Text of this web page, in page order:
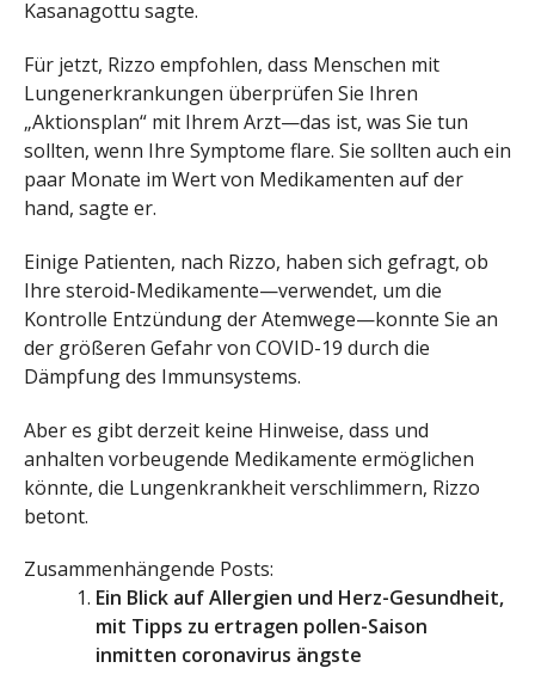
Kasanagottu sagte.
Für jetzt, Rizzo empfohlen, dass Menschen mit
Lungenerkrankungen überprüfen Sie Ihren
„Aktionsplan“ mit Ihrem Arzt—das ist, was Sie tun
sollten, wenn Ihre Symptome flare. Sie sollten auch ein
paar Monate im Wert von Medikamenten auf der
hand, sagte er.
Einige Patienten, nach Rizzo, haben sich gefragt, ob
Ihre steroid-Medikamente—verwendet, um die
Kontrolle Entzündung der Atemwege—konnte Sie an
der größeren Gefahr von COVID-19 durch die
Dämpfung des Immunsystems.
Aber es gibt derzeit keine Hinweise, dass und
anhalten vorbeugende Medikamente ermöglichen
könnte, die Lungenkrankheit verschlimmern, Rizzo
betont.
Zusammenhängende Posts:
Ein Blick auf Allergien und Herz-Gesundheit,
mit Tipps zu ertragen pollen-Saison
inmitten coronavirus ängste